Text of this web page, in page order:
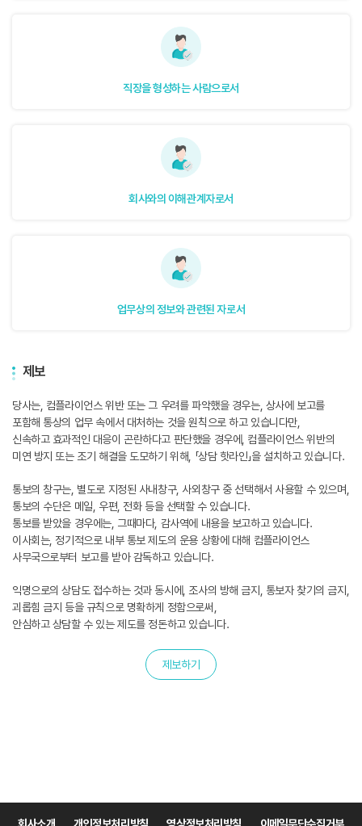
직장을 형성하는 사람으로서
회사와의 이해관계자로서
업무상의 정보와 관련된 자로서
제보
당사는, 컴플라이언스 위반 또는 그 우려를 파악했을 경우는, 상사에 보고를
포함해 통상의 업무 속에서 대처하는 것을 원칙으로 하고 있습니다만,
신속하고 효과적인 대응이 곤란하다고 판단했을 경우에, 컴플라이언스 위반의
미연 방지 또는 조기 해결을 도모하기 위해, 「상담 핫라인」을 설치하고 있습니다.
통보의 창구는, 별도로 지정된 사내창구, 사외창구 중 선택해서 사용할 수 있으며,
통보의 수단은 메일, 우편, 전화 등을 선택할 수 있습니다.
통보를 받았을 경우에는, 그때마다, 감사역에 내용을 보고하고 있습니다.
이사회는, 정기적으로 내부 통보 제도의 운용 상황에 대해 컴플라이언스
사무국으로부터 보고를 받아 감독하고 있습니다.
익명으로의 상담도 접수하는 것과 동시에, 조사의 방해 금지, 통보자 찾기의 금지,
괴롭힘 금지 등을 규칙으로 명확하게 정함으로써,
안심하고 상담할 수 있는 제도를 정돈하고 있습니다.
제보하기